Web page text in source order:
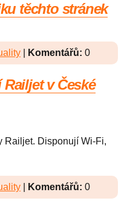
těchto stránek
Komentářů: 0
v České
Railjet. Disponují Wi-Fi,
Komentářů: 0